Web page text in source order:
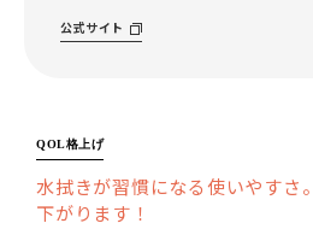
公式サイト
QOL格上げ
水拭きが習慣になる使いやすさ
下がります！